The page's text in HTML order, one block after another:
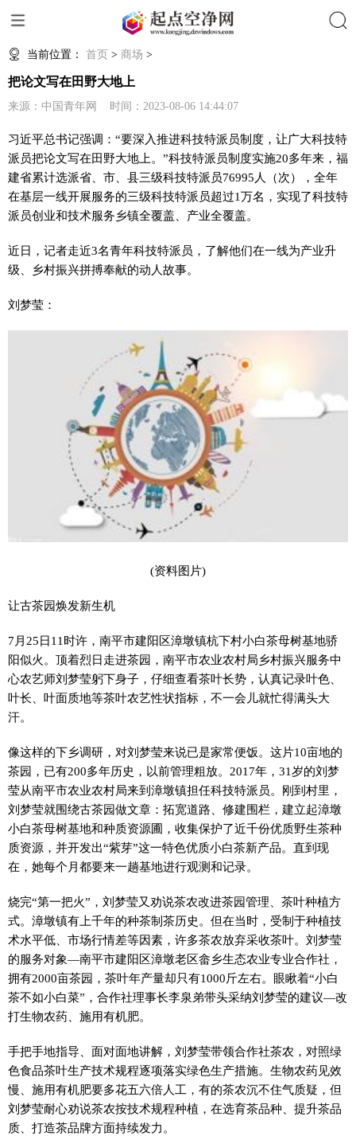
当前位置： 首页 > 商场 >
把论文写在田野大地上
来源：中国青年网 时间：2023-08-06 14:44:07
习近平总书记强调：“要深入推进科技特派员制度，让广大科技特
派员把论文写在田野大地上。”科技特派员制度实施20多年来，福
建省累计选派省、市、县三级科技特派员76995人（次），全年
在基层一线开展服务的三级科技特派员超过1万名，实现了科技特
派员创业和技术服务乡镇全覆盖、产业全覆盖。
近日，记者走近3名青年科技特派员，了解他们在一线为产业升
级、乡村振兴拼搏奉献的动人故事。
刘梦莹：
(资料图片)
让古茶园焕发新生机
7月25日11时许，南平市建阳区漳墩镇杭下村小白茶母树基地骄
阳似火。顶着烈日走进茶园，南平市农业农村局乡村振兴服务中
心农艺师刘梦莹躬下身子，仔细查看茶叶长势，认真记录叶色、
叶长、叶面质地等茶叶农艺性状指标，不一会儿就忙得满头大
汗。
像这样的下乡调研，对刘梦莹来说已是家常便饭。这片10亩地的
茶园，已有200多年历史，以前管理粗放。2017年，31岁的刘梦
莹从南平市农业农村局来到漳墩镇担任科技特派员。刚到村里，
刘梦莹就围绕古茶园做文章：拓宽道路、修建围栏，建立起漳墩
小白茶母树基地和种质资源圃，收集保护了近千份优质野生茶种
质资源，并开发出“紫芽”这一特色优质小白茶新产品。直到现
在，她每个月都要来一趟基地进行观测和记录。
烧完“第一把火”，刘梦莹又劝说茶农改进茶园管理、茶叶种植方
式。漳墩镇有上千年的种茶制茶历史。但在当时，受制于种植技
术水平低、市场行情差等因素，许多茶农放弃采收茶叶。刘梦莹
的服务对象—南平市建阳区漳墩老区畲乡生态农业专业合作社，
拥有2000亩茶园，茶叶年产量却只有1000斤左右。眼瞅着“小白
茶不如小白菜”，合作社理事长李泉弟带头采纳刘梦莹的建议—改
打生物农药、施用有机肥。
手把手地指导、面对面地讲解，刘梦莹带领合作社茶农，对照绿
色食品茶叶生产技术规程逐项落实绿色生产措施。生物农药见效
慢、施用有机肥要多花五六倍人工，有的茶农沉不住气质疑，但
刘梦莹耐心劝说茶农按技术规程种植，在选育茶品种、提升茶品
质、打造茶品牌方面持续发力。